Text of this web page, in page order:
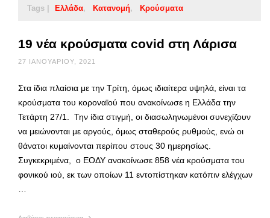
Tags | Ελλάδα Κατανομή Κρούσματα
19 νέα κρούσματα covid στη Λάρισα
27 ΙΑΝΟΥΑΡΊΟΥ, 2021
Στα ίδια πλαίσια με την Τρίτη, όμως ιδιαίτερα υψηλά, είναι τα
κρούσματα του κοροναϊού που ανακοίνωσε η Ελλάδα την
Τετάρτη 27/1. Την ίδια στιγμή, οι διασωληνωμένοι συνεχίζουν
να μειώνονται με αργούς, όμως σταθερούς ρυθμούς, ενώ οι
θάνατοι κυμαίνονται περίπου στους 30 ημερησίως.
Συγκεκριμένα, ο ΕΟΔΥ ανακοίνωσε 858 νέα κρούσματα του
φονικού ιού, εκ των οποίων 11 εντοπίστηκαν κατόπιν ελέγχων